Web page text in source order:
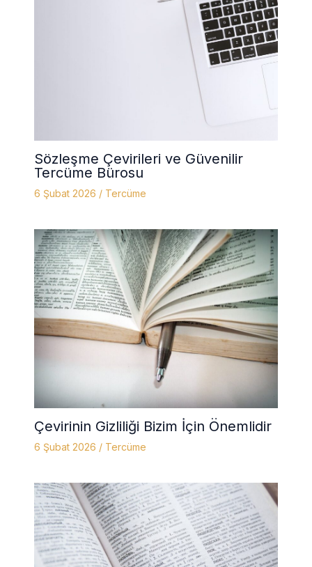
Sözleşme Çevirileri ve Güvenilir
Tercüme Bürosu
6 Şubat 2026 / Tercüme
Çevirinin Gizliliği Bizim İçin Önemlidir
6 Şubat 2026 / Tercüme